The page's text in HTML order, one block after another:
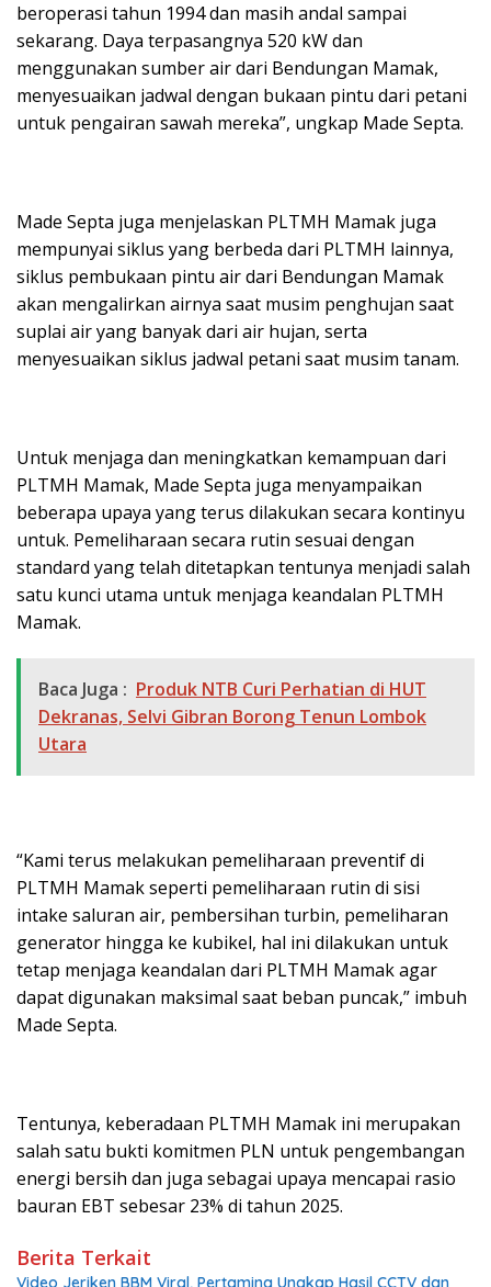
beroperasi tahun 1994 dan masih andal sampai
sekarang. Daya terpasangnya 520 kW dan
menggunakan sumber air dari Bendungan Mamak,
menyesuaikan jadwal dengan bukaan pintu dari petani
untuk pengairan sawah mereka”, ungkap Made Septa.
Made Septa juga menjelaskan PLTMH Mamak juga
mempunyai siklus yang berbeda dari PLTMH lainnya,
siklus pembukaan pintu air dari Bendungan Mamak
akan mengalirkan airnya saat musim penghujan saat
suplai air yang banyak dari air hujan, serta
menyesuaikan siklus jadwal petani saat musim tanam.
Untuk menjaga dan meningkatkan kemampuan dari
PLTMH Mamak, Made Septa juga menyampaikan
beberapa upaya yang terus dilakukan secara kontinyu
untuk. Pemeliharaan secara rutin sesuai dengan
standard yang telah ditetapkan tentunya menjadi salah
satu kunci utama untuk menjaga keandalan PLTMH
Mamak.
Baca Juga : Produk NTB Curi Perhatian di HUT
Dekranas, Selvi Gibran Borong Tenun Lombok
Utara
“Kami terus melakukan pemeliharaan preventif di
PLTMH Mamak seperti pemeliharaan rutin di sisi
intake saluran air, pembersihan turbin, pemeliharan
generator hingga ke kubikel, hal ini dilakukan untuk
tetap menjaga keandalan dari PLTMH Mamak agar
dapat digunakan maksimal saat beban puncak,” imbuh
Made Septa.
Tentunya, keberadaan PLTMH Mamak ini merupakan
salah satu bukti komitmen PLN untuk pengembangan
energi bersih dan juga sebagai upaya mencapai rasio
bauran EBT sebesar 23% di tahun 2025.
Berita Terkait
Video Jeriken BBM Viral, Pertamina Ungkap Hasil CCTV dan